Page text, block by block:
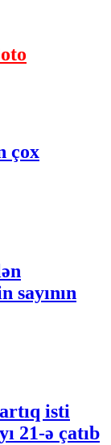
çox
sayının
isti
21-ə çatıb